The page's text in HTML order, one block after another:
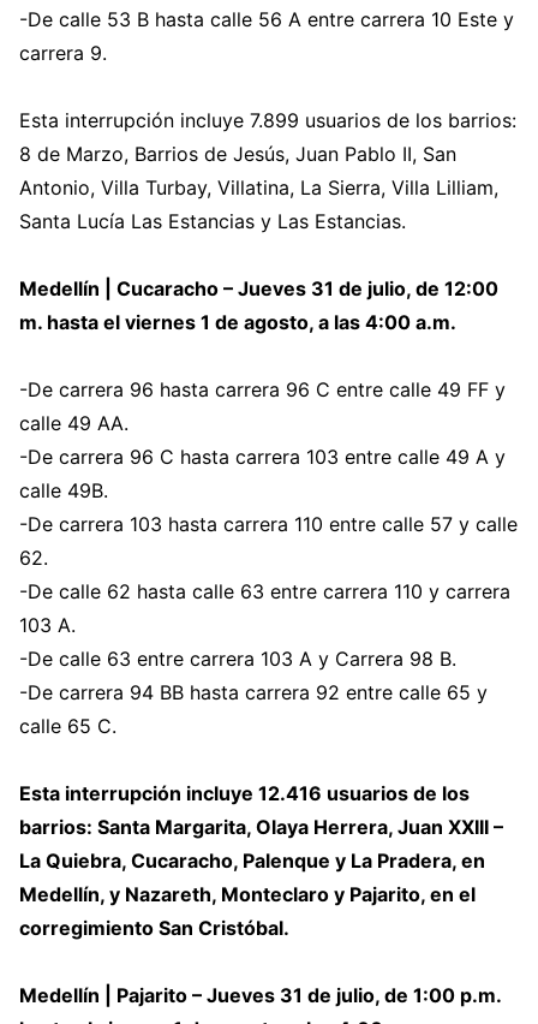
-De calle 53 B hasta calle 56 A entre carrera 10 Este y
carrera 9.
Esta interrupción incluye 7.899 usuarios de los barrios:
8 de Marzo, Barrios de Jesús, Juan Pablo II, San
Antonio, Villa Turbay, Villatina, La Sierra, Villa Lilliam,
Santa Lucía Las Estancias y Las Estancias.
Medellín | Cucaracho – Jueves 31 de julio, de 12:00
m. hasta el viernes 1 de agosto, a las 4:00 a.m.
-De carrera 96 hasta carrera 96 C entre calle 49 FF y
calle 49 AA.
-De carrera 96 C hasta carrera 103 entre calle 49 A y
calle 49B.
-De carrera 103 hasta carrera 110 entre calle 57 y calle
62.
-De calle 62 hasta calle 63 entre carrera 110 y carrera
103 A.
-De calle 63 entre carrera 103 A y Carrera 98 B.
-De carrera 94 BB hasta carrera 92 entre calle 65 y
calle 65 C.
Esta interrupción incluye 12.416 usuarios de los
barrios: Santa Margarita, Olaya Herrera, Juan XXIII –
La Quiebra, Cucaracho, Palenque y La Pradera, en
Medellín, y Nazareth, Monteclaro y Pajarito, en el
corregimiento San Cristóbal.
Medellín | Pajarito – Jueves 31 de julio, de 1:00 p.m.